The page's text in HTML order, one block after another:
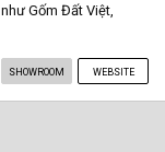
Gốm Đất Việt,
SHOWROOM WEBSITE